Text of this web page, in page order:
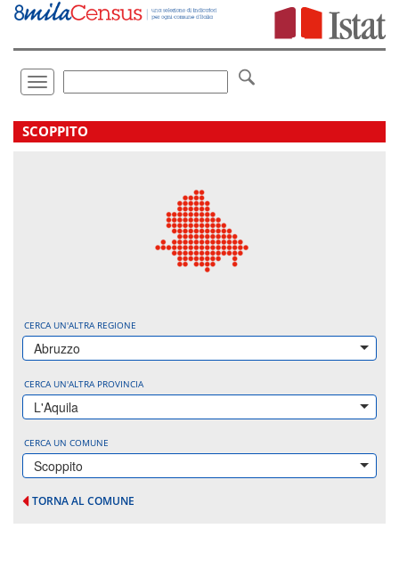
Vai
direttamente
Toggle
navigation
.
SCOPPITO
CERCA UN'ALTRA REGIONE
Abruzzo
CERCA UN'ALTRA PROVINCIA
L'Aquila
CERCA UN COMUNE
Scoppito
TORNA AL COMUNE